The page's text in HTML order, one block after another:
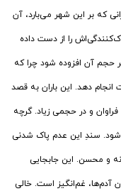
که بر این شهر می‌بارد، آن
را از دست داده
حجم آن افزوده شود چرا که
انجام دهد. این باران به قصد
و در حجمی زیاد. گرچه
شود. سندِ این عدم پاک شدنی
و محسن. این جابجایی
آدم‌ها، غم‌انگیز است. خالی